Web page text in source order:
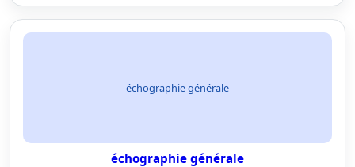
échographie générale
échographie générale